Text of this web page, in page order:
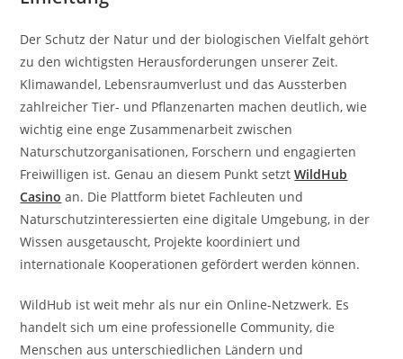
Der Schutz der Natur und der biologischen Vielfalt gehört
zu den wichtigsten Herausforderungen unserer Zeit.
Klimawandel, Lebensraumverlust und das Aussterben
zahlreicher Tier- und Pflanzenarten machen deutlich, wie
wichtig eine enge Zusammenarbeit zwischen
Naturschutzorganisationen, Forschern und engagierten
Freiwilligen ist. Genau an diesem Punkt setztWildHub
Casino an. Die Plattform bietet Fachleuten und
Naturschutzinteressierten eine digitale Umgebung, in der
Wissen ausgetauscht, Projekte koordiniert und
internationale Kooperationen gefördert werden können.
WildHub ist weit mehr als nur ein Online-Netzwerk. Es
handelt sich um eine professionelle Community, die
Menschen aus unterschiedlichen Ländern und